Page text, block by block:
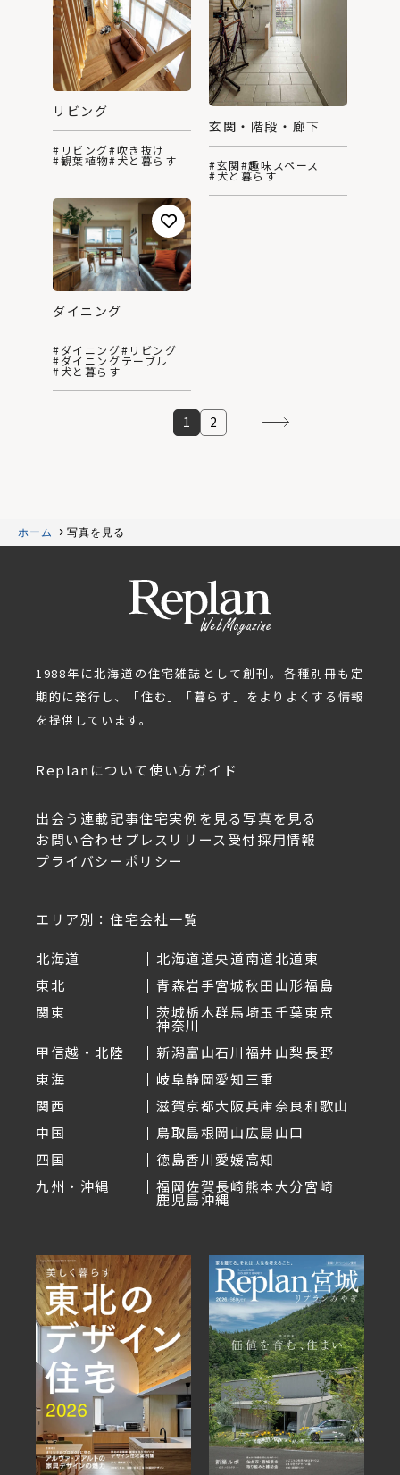
リビング
#リビング#吹き抜け
#観葉植物#犬と暮らす
玄関・階段・廊下
#玄関#趣味スペース
#犬と暮らす
ダイニング
#ダイニング#リビング
#ダイニングテーブル
#犬と暮らす
1 2
ホーム 写真を見る
1988年に北海道の住宅雑誌として創刊。各種別冊も定
期的に発行し、「住む」「暮らす」をよりよくする情報
を提供しています。
Replanについて使い方ガイド
出会う 連載記事住宅実例を見る写真を見る
お問い合わせ プレスリリース受付採用情報
プライバシーポリシー
エリア別：住宅会社一覧
北海道 北海道道央道南道北道東
東北
青森岩手宮城秋田山形福島
関東
茨城栃木群馬埼玉千葉東京
神奈川
甲信越・北陸
新潟富山石川福井山梨長野
東海
岐阜静岡愛知三重
関西
滋賀京都大阪兵庫奈良和歌山
中国
鳥取島根岡山広島山口
四国
徳島香川愛媛高知
九州・沖縄
福岡佐賀長崎熊本大分宮崎
鹿児島沖縄